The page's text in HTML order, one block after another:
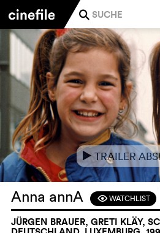
j
eTRAILER
Anna annA FWATCHLIST
JÜRGEN BRAUER, GRETI KLÄY,